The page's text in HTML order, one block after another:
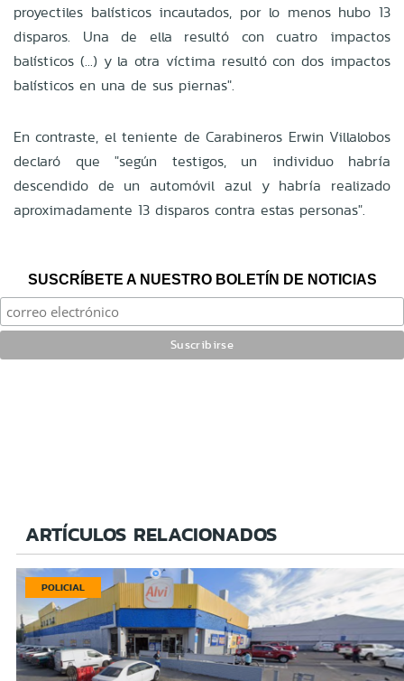
proyectiles balísticos incautados, por lo menos hubo 13
disparos. Una de ella resultó con cuatro impactos
balísticos (...) y la otra víctima resultó con dos impactos
balísticos en una de sus piernas".
En contraste, el teniente de Carabineros Erwin Villalobos
declaró que "según testigos, un individuo habría
descendido de un automóvil azul y habría realizado
aproximadamente 13 disparos contra estas personas".
SUSCRÍBETE A NUESTRO BOLETÍN DE NOTICIAS
ARTÍCULOS RELACIONADOS
POLICIAL